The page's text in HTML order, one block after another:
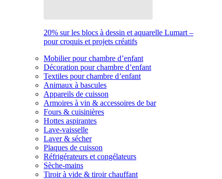
20% sur les blocs à dessin et aquarelle Lumart –
pour croquis et projets créatifs
Mobilier pour chambre d’enfant
Décoration pour chambre d’enfant
Textiles pour chambre d’enfant
Animaux à bascules
Appareils de cuisson
Armoires à vin & accessoires de bar
Fours & cuisinières
Hottes aspirantes
Lave-vaisselle
Laver & sécher
Plaques de cuisson
Réfrigérateurs et congélateurs
Sèche-mains
Tiroir à vide & tiroir chauffant